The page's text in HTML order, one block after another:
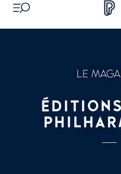
OUVRIR LE MENU
LE